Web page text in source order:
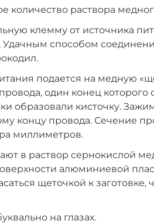
количество раствора
клемму от источника
способом
подается на медную
один конец которого
образовали кисточку.
концу провода. Сечение
миллиметров.
в раствор сернокислой
алюминиевой
щеточкой к заготовке,
на глазах.